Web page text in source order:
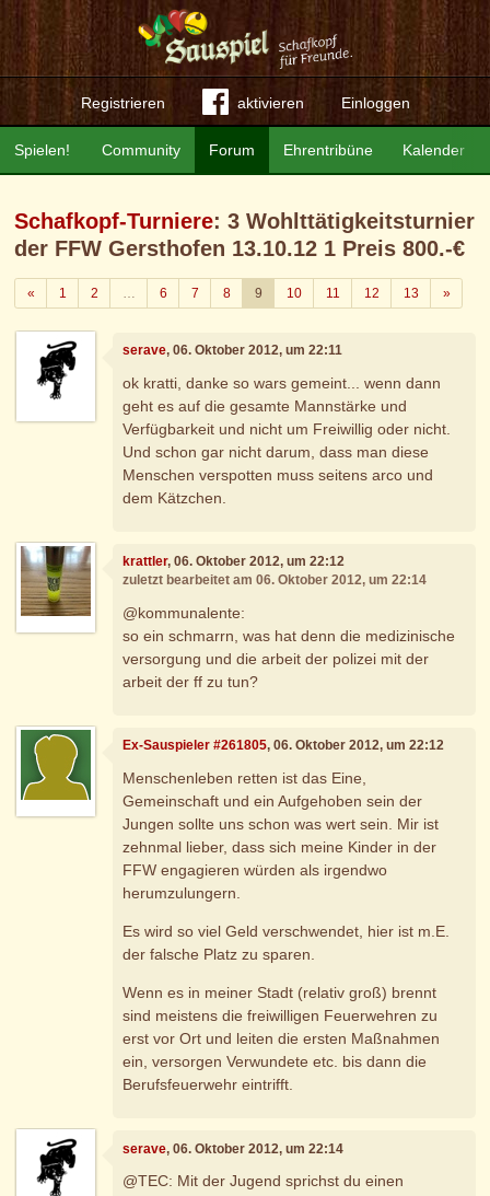
Registrieren aktivieren Einloggen
Community Forum Ehrentribüne Kalender
Spielen!
Schafkopf-Turniere: 3 Wohlttätigkeitsturnier
der FFW Gersthofen 13.10.12 1 Preis 800.-€
«Zurück
1 2 … 6 7 8 9 10 11 12 13 »Weiter
serave, 06. Oktober 2012, um 22:11
ok kratti, danke so wars gemeint... wenn dann
geht es auf die gesamte Mannstärke und
Verfügbarkeit und nicht um Freiwillig oder nicht.
Und schon gar nicht darum, dass man diese
Menschen verspotten muss seitens arco und
dem Kätzchen.
krattler, 06. Oktober 2012, um 22:12
zuletzt bearbeitet am 06. Oktober 2012, um 22:14
@kommunalente:
so ein schmarrn, was hat denn die medizinische
versorgung und die arbeit der polizei mit der
arbeit der ff zu tun?
Ex-Sauspieler #261805, 06. Oktober 2012, um 22:12
Menschenleben retten ist das Eine,
Gemeinschaft und ein Aufgehoben sein der
Jungen sollte uns schon was wert sein. Mir ist
zehnmal lieber, dass sich meine Kinder in der
FFW engagieren würden als irgendwo
herumzulungern.
Es wird so viel Geld verschwendet, hier ist m.E.
der falsche Platz zu sparen.
Wenn es in meiner Stadt (relativ groß) brennt
sind meistens die freiwilligen Feuerwehren zu
erst vor Ort und leiten die ersten Maßnahmen
ein, versorgen Verwundete etc. bis dann die
Berufsfeuerwehr eintrifft.
serave, 06. Oktober 2012, um 22:14
@TEC: Mit der Jugend sprichst du einen